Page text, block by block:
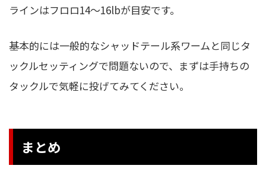
ラインはフロロ14〜16lbが目安です。
基本的には一般的なシャッドテール系ワームと同じタ
ックルセッティングで問題ないので、まずは手持ちの
タックルで気軽に投げてみてください。
まとめ